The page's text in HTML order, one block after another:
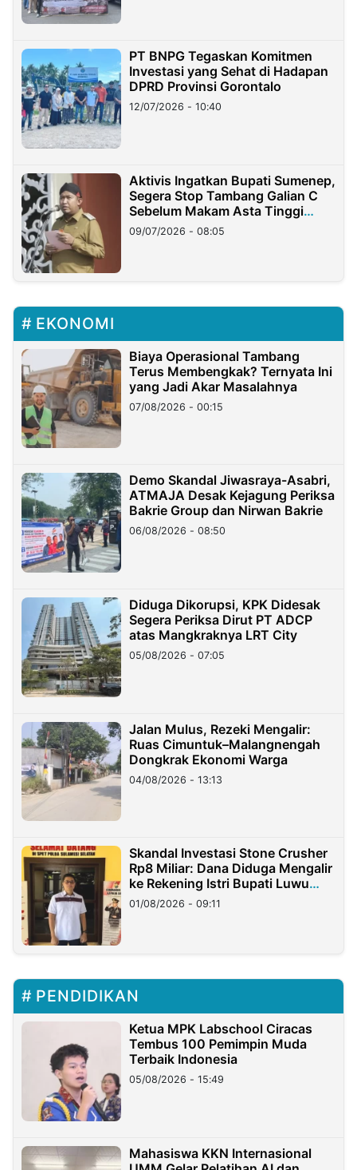
PT BNPG Tegaskan Komitmen
Investasi yang Sehat di Hadapan
DPRD Provinsi Gorontalo
12/07/2026 - 10:40
Aktivis Ingatkan Bupati Sumenep,
Segera Stop Tambang Galian C
Sebelum Makam Asta Tinggi
Longsor
09/07/2026 - 08:05
EKONOMI
Biaya Operasional Tambang
Terus Membengkak? Ternyata Ini
yang Jadi Akar Masalahnya
07/08/2026 - 00:15
Demo Skandal Jiwasraya-Asabri,
ATMAJA Desak Kejagung Periksa
Bakrie Group dan Nirwan Bakrie
06/08/2026 - 08:50
Diduga Dikorupsi, KPK Didesak
Segera Periksa Dirut PT ADCP
atas Mangkraknya LRT City
05/08/2026 - 07:05
Jalan Mulus, Rezeki Mengalir:
Ruas Cimuntuk–Malangnengah
Dongkrak Ekonomi Warga
04/08/2026 - 13:13
Skandal Investasi Stone Crusher
Rp8 Miliar: Dana Diduga Mengalir
ke Rekening Istri Bupati Luwu
Timur
01/08/2026 - 09:11
PENDIDIKAN
Ketua MPK Labschool Ciracas
Tembus 100 Pemimpin Muda
Terbaik Indonesia
05/08/2026 - 15:49
Mahasiswa KKN Internasional